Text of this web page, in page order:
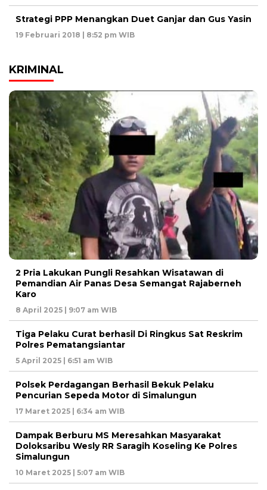
Strategi PPP Menangkan Duet Ganjar dan Gus Yasin
19 Februari 2018 | 8:52 pm WIB
KRIMINAL
2 Pria Lakukan Pungli Resahkan Wisatawan di
Pemandian Air Panas Desa Semangat Rajaberneh
Karo
8 April 2025 | 9:07 am WIB
Tiga Pelaku Curat berhasil Di Ringkus Sat Reskrim
Polres Pematangsiantar
5 April 2025 | 6:51 am WIB
Polsek Perdagangan Berhasil Bekuk Pelaku
Pencurian Sepeda Motor di Simalungun
17 Maret 2025 | 6:34 am WIB
Dampak Berburu MS Meresahkan Masyarakat
Doloksaribu Wesly RR Saragih Koseling Ke Polres
Simalungun
10 Maret 2025 | 5:07 am WIB